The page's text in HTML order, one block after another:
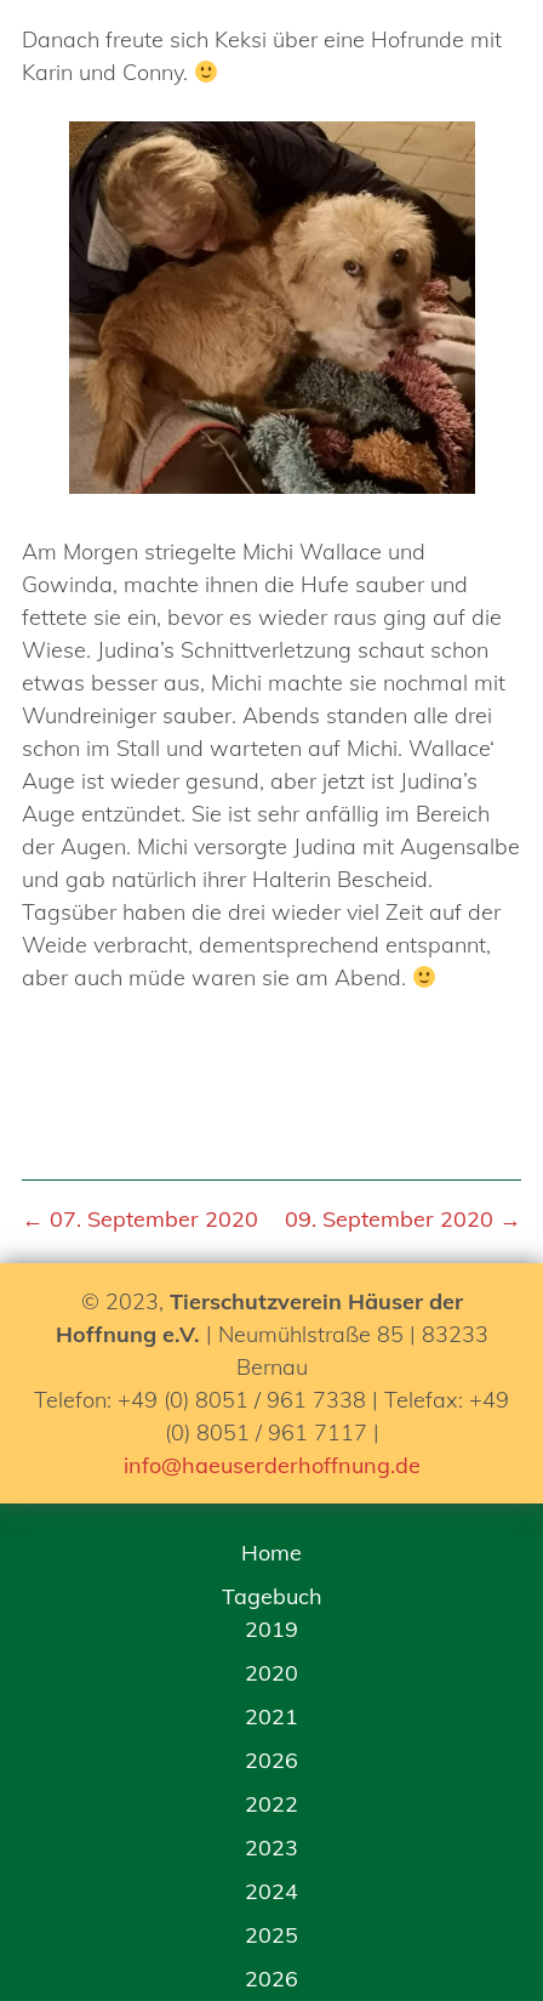
Danach freute sich Keksi über eine Hofrunde mit
Karin und Conny.
Am Morgen striegelte Michi Wallace und
Gowinda, machte ihnen die Hufe sauber und
fettete sie ein, bevor es wieder raus ging auf die
Wiese. Judina’s Schnittverletzung schaut schon
etwas besser aus, Michi machte sie nochmal mit
Wundreiniger sauber. Abends standen alle drei
schon im Stall und warteten auf Michi. Wallace‘
Auge ist wieder gesund, aber jetzt ist Judina’s
Auge entzündet. Sie ist sehr anfällig im Bereich
der Augen. Michi versorgte Judina mit Augensalbe
und gab natürlich ihrer Halterin Bescheid.
Tagsüber haben die drei wieder viel Zeit auf der
Weide verbracht, dementsprechend entspannt,
aber auch müde waren sie am Abend.
← 07. September 2020 09. September 2020 →
© 2023, Tierschutzverein Häuser der
Hoffnung e.V. | Neumühlstraße 85 | 83233
Bernau
Telefon: +49 (0) 8051 / 961 7338 | Telefax: +49
(0) 8051 / 961 7117 |
info@haeuserderhoffnung.de
Home
Tagebuch
2019
2020
2021
2026
2022
2023
2024
2025
2026